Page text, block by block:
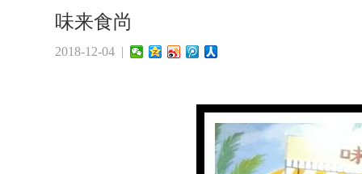
味来食尚
2018-12-04 |